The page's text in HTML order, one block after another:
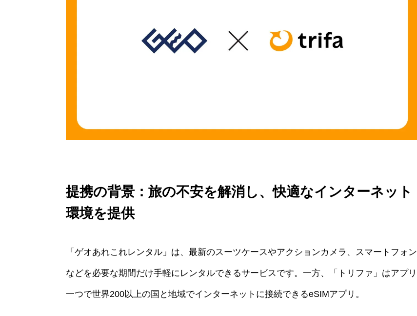
提携の背景：旅の不安を解消し、快適なインターネット
環境を提供
「ゲオあれこれレンタル」は、最新のスーツケースやアクションカメラ、スマートフォン
などを必要な期間だけ手軽にレンタルできるサービスです。一方、「トリファ」はアプリ
一つで世界200以上の国と地域でインターネットに接続できるeSIMアプリ。